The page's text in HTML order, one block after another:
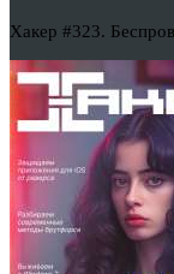
Хакер #323.